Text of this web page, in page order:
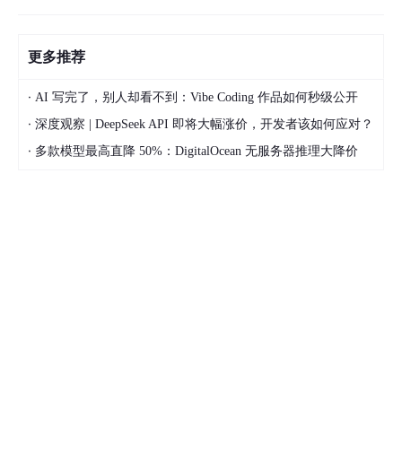
更多推荐
· AI 写完了，别人却看不到：Vibe Coding 作品如何秒级公开
· 深度观察 | DeepSeek API 即将大幅涨价，开发者该如何应对？
· 多款模型最高直降 50%：DigitalOcean 无服务器推理大降价